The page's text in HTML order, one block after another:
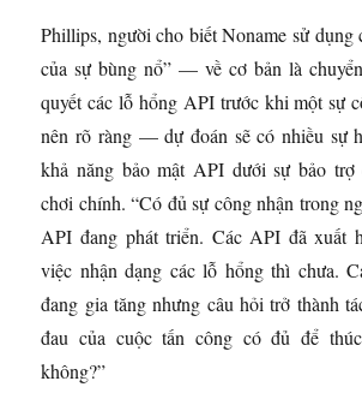
Phillips, người cho biết Noname sử dụng
của sự bùng nổ” — về cơ bản là
quyết các lỗ hổng API trước khi một sự
nên rõ ràng — dự đoán sẽ có nhiều sự
khả năng bảo mật API dưới sự bảo trợ
chơi chính. “Có đủ sự công nhận trong
API đang phát triển. Các API đã xuất
việc nhận dạng các lỗ hổng thì chưa.
đang gia tăng nhưng câu hỏi trở thành
đau của cuộc tấn công có đủ để
không?”